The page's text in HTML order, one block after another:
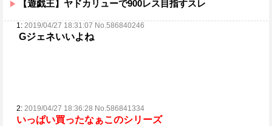
【遊戯王】ヤドカリューで900レス目指すスレ
1: 2019/04/27 18:31:07 No.586840246
Gジェネいいよね
2: 2019/04/27 18:36:28 No.586841334
いっぱい買ったなぁこのシリーズ